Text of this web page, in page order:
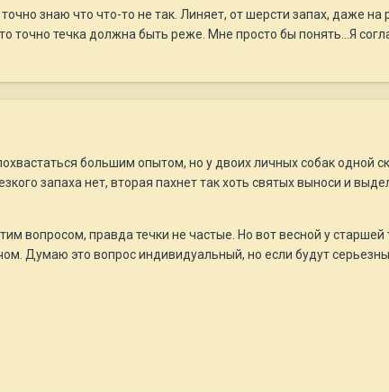
знаю что что-то не так. Линяет, от шерсти запах, даже
точно течка должна быть реже. Мне просто бы понять...Я
большим опытом, но у двоих личных собак одной
запаха нет, вторая пахнет так хоть святых выноси и
вопросом, правда течки не частые. Но вот весной у
Думаю это вопрос индивидуальный, но если будут